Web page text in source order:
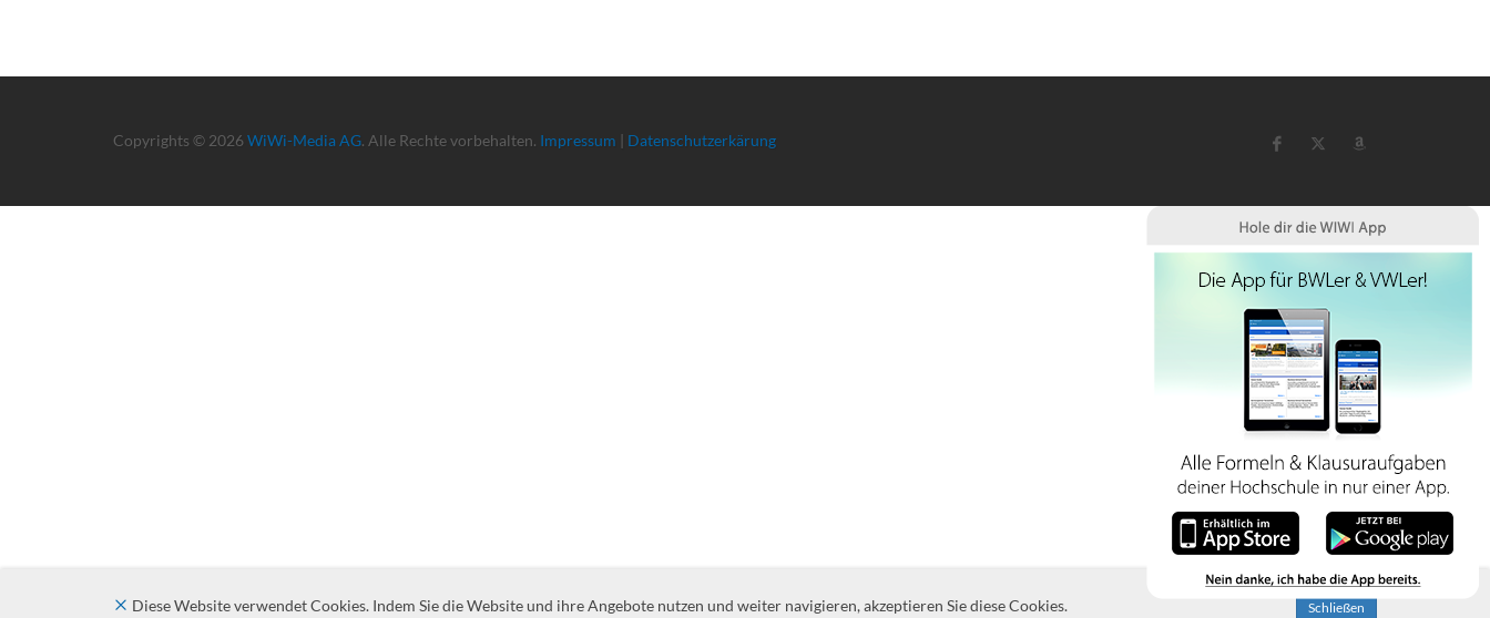
Copyrights © 2026 WiWi-Media AG. Alle Rechte vorbehalten. Impressum | Datenschutzerkärung
Diese Website verwendet Cookies. Indem Sie die Website und ihre Angebote nutzen und weiter navigieren, akzeptieren Sie diese Cookies. Schließen